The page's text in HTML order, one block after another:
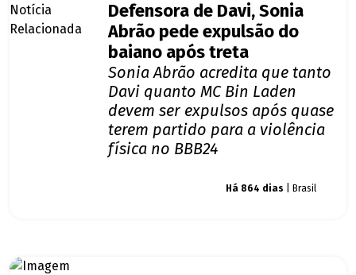
Defensora de Davi, Sonia
Abrão pede expulsão do
baiano após treta
Sonia Abrão acredita que tanto
Davi quanto MC Bin Laden
devem ser expulsos após quase
terem partido para a violência
física no BBB24
Há 864 dias | Brasil